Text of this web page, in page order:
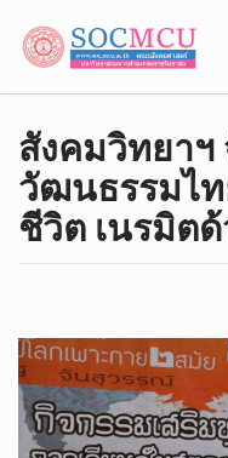
สังคมวิทยาฯ
วัฒนธรรมไ
ชีวิต เนรมิต